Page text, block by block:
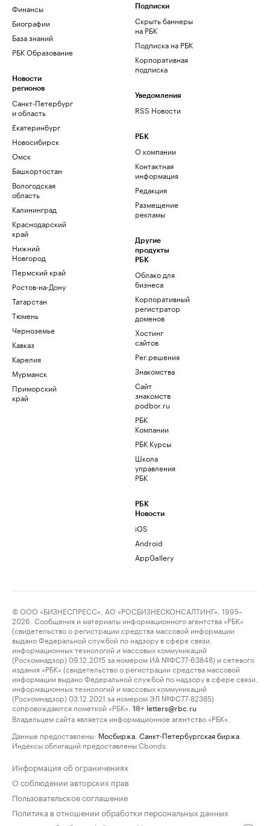
Финансы
Биографии
База знаний
РБК Образование
Новости
регионов
Санкт-Петербург
и область
Екатеринбург
Новосибирск
Омск
Башкортостан
Вологодская
область
Калининград
Краснодарский
край
Нижний
Новгород
Пермский край
Ростов-на-Дону
Татарстан
Тюмень
Черноземье
Кавказ
Карелия
Мурманск
Приморский
край
Подписки
Скрыть баннеры
на РБК
Подписка на РБК
Корпоративная
подписка
Уведомления
RSS Новости
РБК
О компании
Контактная
информация
Редакция
Размещение
рекламы
Другие
продукты
РБК
Облако для
бизнеса
Корпоративный
регистратор
доменов
Хостинг
сайтов
Рег.решения
Знакомства
Сайт
знакомств
podbor.ru
РБК
Компании
РБК Курсы
Школа
управления
РБК
РБК
Новости
iOS
Android
AppGallery
© ООО «БИЗНЕСПРЕСС», АО «РОСБИЗНЕСКОНСАЛТИНГ», 1995–
2026. Сообщения и материалы информационного агентства «РБК»
(свидетельство о регистрации средства массовой информации
выдано Федеральной службой по надзору в сфере связи,
информационных технологий и массовых коммуникаций
(Роскомнадзор) 09.12.2015 за номером ИА №ФС77-63848) и сетевого
издания «РБК» (свидетельство о регистрации средства массовой
информации выдано Федеральной службой по надзору в сфере связи,
информационных технологий и массовых коммуникаций
(Роскомнадзор) 03.12.2021 за номером ЭЛ №ФС77-82385)
сопровождаются пометкой «РБК».
18+ letters@rbc.ru
Владельцем сайта является информационное агентство «РБК».
Данные предоставлены: Мосбиржа Санкт-Петербургская биржа
Индексы облигаций предоставлены Cbonds.
Информация об ограничениях
О соблюдении авторских прав
Пользовательское соглашение
Политика в отношении обработки персональных данных